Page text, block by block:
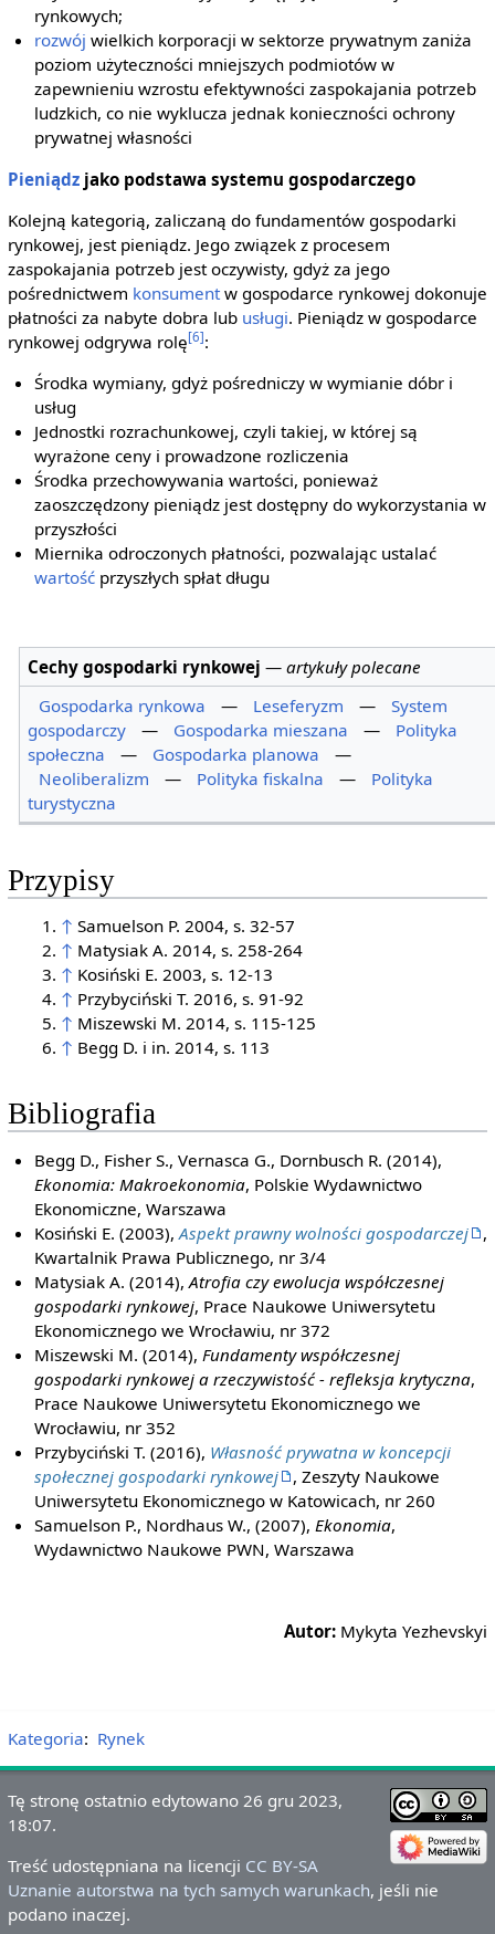
rynkowych;
rozwój wielkich korporacji w sektorze prywatnym zaniża
poziom użyteczności mniejszych podmiotów w
zapewnieniu wzrostu efektywności zaspokajania potrzeb
ludzkich, co nie wyklucza jednak konieczności ochrony
prywatnej własności
Pieniądzjako podstawa systemu gospodarczego
Kolejną kategorią, zaliczaną do fundamentów gospodarki
rynkowej, jest pieniądz. Jego związek z procesem
zaspokajania potrzeb jest oczywisty, gdyż za jego
pośrednictwem konsumentw gospodarce rynkowej dokonuje
płatności za nabyte dobra lub usługi. Pieniądz w gospodarce
rynkowej odgrywa rolę[6]:
Środka wymiany, gdyż pośredniczy w wymianie dóbr i
usług
Jednostki rozrachunkowej, czyli takiej, w której są
wyrażone ceny i prowadzone rozliczenia
Środka przechowywania wartości, ponieważ
zaoszczędzony pieniądz jest dostępny do wykorzystania w
przyszłości
Miernika odroczonych płatności, pozwalając ustalać
wartość przyszłych spłat długu
Cechy gospodarki rynkowej —artykuły polecane
Gospodarka rynkowa
— Leseferyzm —
System
gospodarczy
— Gospodarka mieszana —
Polityka
społeczna
— Gospodarka planowa
—
Neoliberalizm
— Polityka fiskalna —
Polityka
turystyczna
Przypisy
↑ Samuelson P. 2004, s. 32-57
↑ Matysiak A. 2014, s. 258-264
↑ Kosiński E. 2003, s. 12-13
↑ Przybyciński T. 2016, s. 91-92
↑ Miszewski M. 2014, s. 115-125
↑ Begg D. i in. 2014, s. 113
Bibliografia
Begg D., Fisher S., Vernasca G., Dornbusch R. (2014),
Ekonomia: Makroekonomia, Polskie Wydawnictwo
Ekonomiczne, Warszawa
Kosiński E. (2003),Aspekt prawny wolności gospodarczej
,
Kwartalnik Prawa Publicznego, nr 3/4
Matysiak A. (2014),Atrofia czy ewolucja współczesnej
gospodarki rynkowej, Prace Naukowe Uniwersytetu
Ekonomicznego we Wrocławiu, nr 372
Miszewski M. (2014),Fundamenty współczesnej
gospodarki rynkowej a rzeczywistość - refleksja krytyczna,
Prace Naukowe Uniwersytetu Ekonomicznego we
Wrocławiu, nr 352
Przybyciński T. (2016), Własność prywatna w koncepcji
społecznej gospodarki rynkowej
, Zeszyty Naukowe
Uniwersytetu Ekonomicznego w Katowicach, nr 260
Samuelson P., Nordhaus W., (2007),Ekonomia,
Wydawnictwo Naukowe PWN, Warszawa
Autor: Mykyta Yezhevskyi
Kategoria: Rynek
Tę stronę ostatnio edytowano 26 gru 2023,
18:07.
Treść udostępniana na licencji CC BY-SA
Uznanie autorstwa na tych samych warunkach, jeśli nie
podano inaczej.